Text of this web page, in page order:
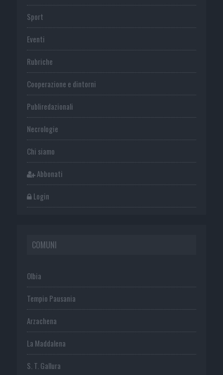
Sport
Eventi
Rubriche
Cooperazione e dintorni
Publiredazionali
Necrologie
Chi siamo
Abbonati
Login
COMUNI
Olbia
Tempio Pausania
Arzachena
La Maddalena
S. T. Gallura